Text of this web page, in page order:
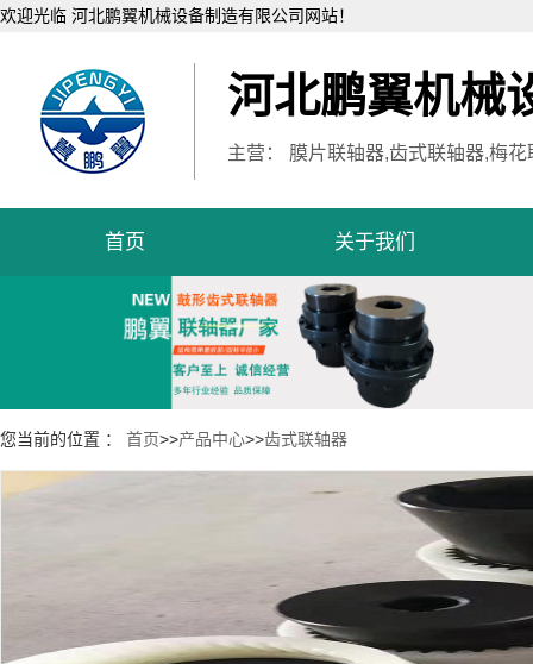
欢迎光临 河北鹏翼机械设备制造有限公司网站！
河北鹏翼机械
主营： 膜片联轴器,齿式联轴器,梅
首页 关于我们
您当前的位置 ： 首页>>产品中心>>齿式联轴器